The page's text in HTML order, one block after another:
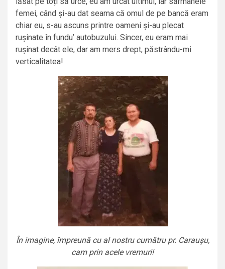
femei, când și-au dat seama că omul de pe bancă eram
chiar eu, s-au ascuns printre oameni și-au plecat
rușinate în fundu’ autobuzului. Sincer, eu eram mai
rușinat decât ele, dar am mers drept, păstrându-mi
verticalitatea!
În imagine, împreună cu al nostru cumătru pr. Caraușu,
cam prin acele vremuri!